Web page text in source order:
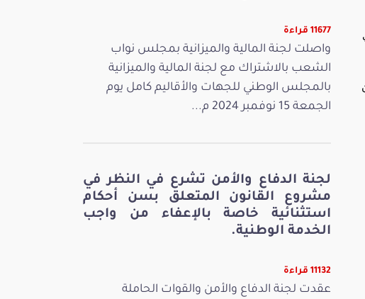
11677 قراءة
واصلت لجنة المالية والميزانية بمجلس نواب
الشعب بالاشتراك مع لجنة المالية والميزانية
بالمجلس الوطني للجهات والأقاليم كامل يوم
الجمعة 15 نوفمبر 2024 م...
لجنة الدفاع والأمن تشرع في النظر في
مشروع القانون المتعلق بسن أحكام
استثنائية خاصة بالإعفاء من واجب
الخدمة الوطنية.
11132 قراءة
عقدت لجنة الدفاع والأمن والقوات الحاملة